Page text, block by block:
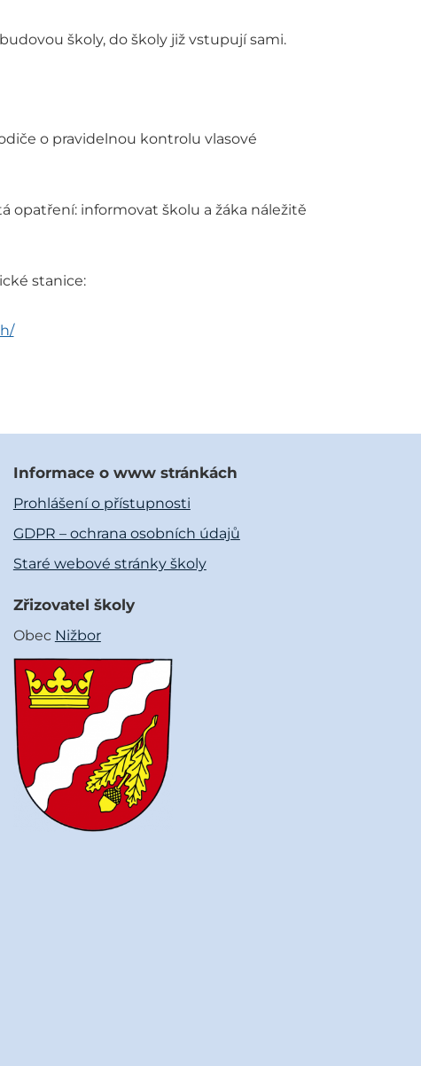
školy, do školy již vstupují sami.
o pravidelnou kontrolu vlasové
opatření: informovat školu a žáka náležitě
stanice:
Informace o www stránkách
Prohlášení o přístupnosti
GDPR – ochrana osobních údajů
Staré webové stránky školy
Zřizovatel školy
Obec Nižbor